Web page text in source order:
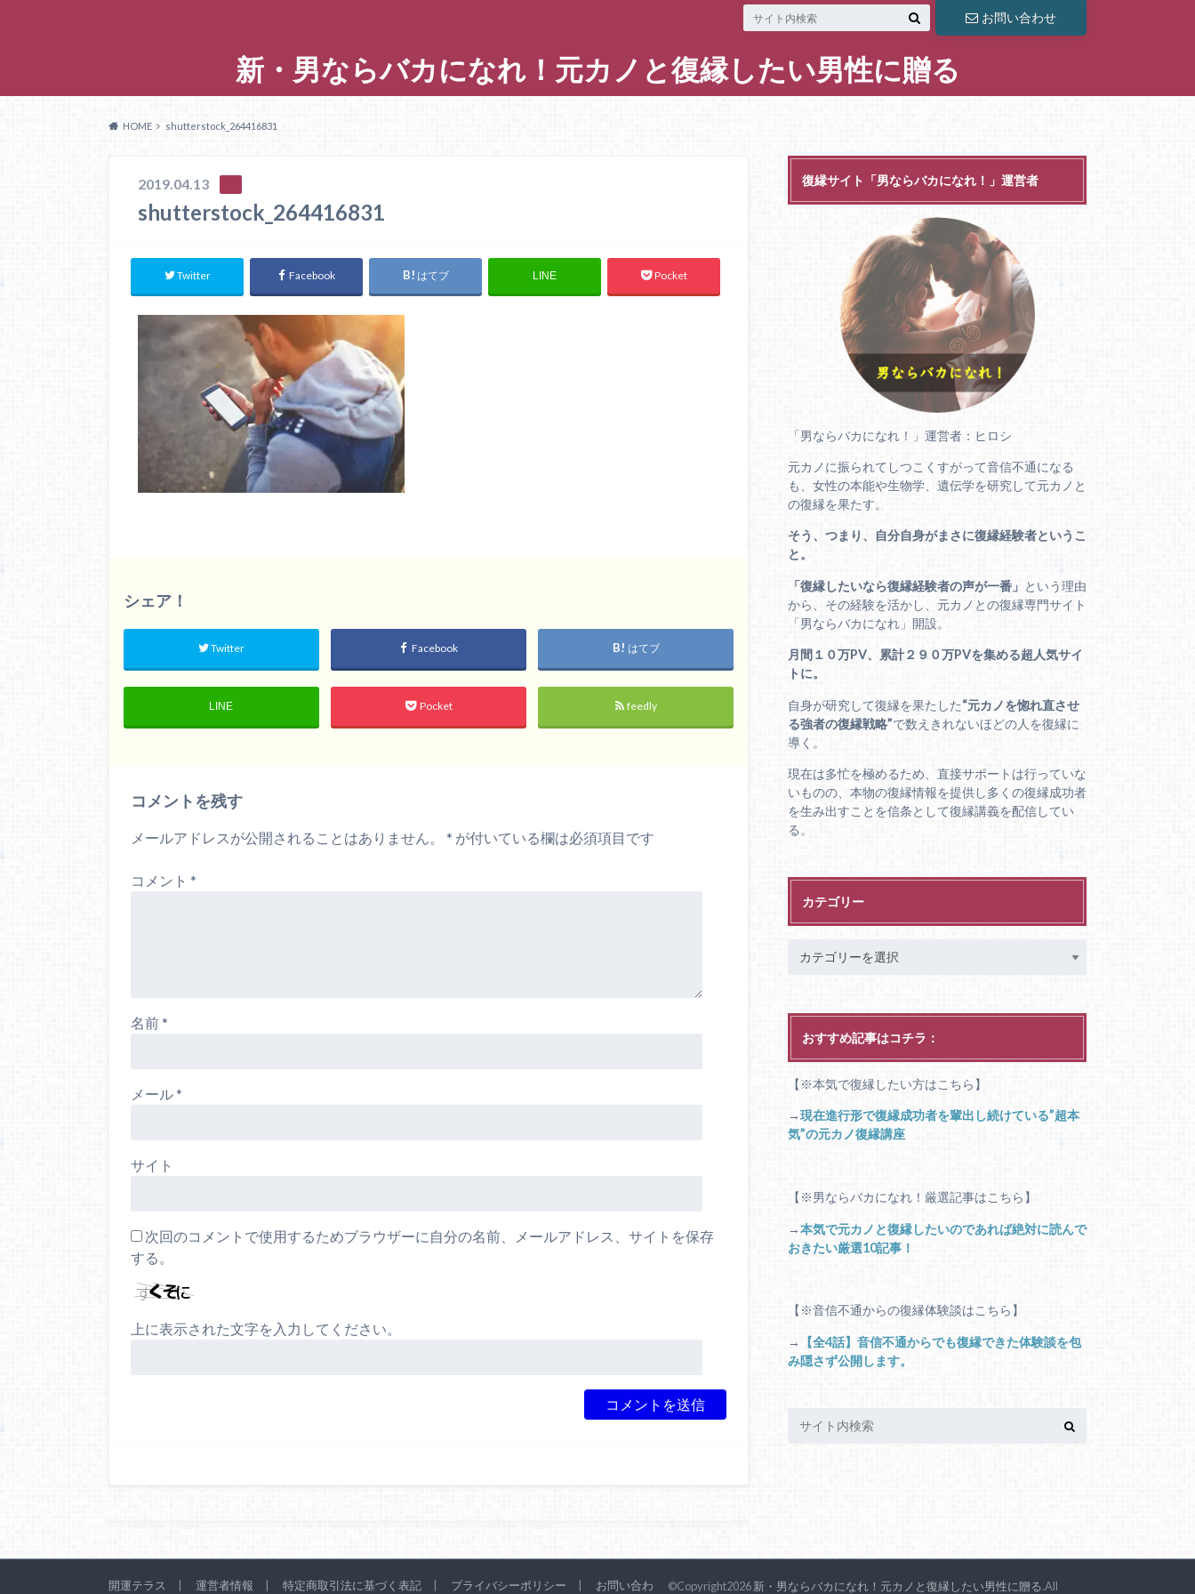
新・男ならバカになれ！元カノと復縁したい男性に贈る
お問い合わせ
HOME shutterstock_264416831
2019.04.13
shutterstock_264416831
Twitter Facebook はてブ LINE Pocket
シェア！
Twitter Facebook はてブ
LINE Pocket feedly
コメントを残す
メールアドレスが公開されることはありません。 * が付いている欄は必須項目です
コメント *
名前*
メール*
サイト
次回のコメントで使用するためブラウザーに自分の名前、メールアドレス、サイトを保存
する。
上に表示された文字を入力してください。
復縁サイト「男ならバカになれ！」運営者
「男ならバカになれ！」運営者：ヒロシ
元カノに振られてしつこくすがって音信不通になる
も、女性の本能や生物学、遺伝学を研究して元カノと
の復縁を果たす。
そう、つまり、自分自身がまさに復縁経験者というこ
と。
「復縁したいなら復縁経験者の声が一番」 という理由
から、その経験を活かし、元カノとの復縁専門サイト
「男ならバカになれ」開設。
月間１０万PV、累計２９０万PVを集める超人気サイ
トに。
自身が研究して復縁を果たした“元カノを惚れ直させ
る強者の復縁戦略”で数えきれないほどの人を復縁に
導く。
現在は多忙を極めるため、直接サポートは行っていな
いものの、本物の復縁情報を提供し多くの復縁成功者
を生み出すことを信条として復縁講義を配信してい
る。
カテゴリー
おすすめ記事はコチラ：
【※本気で復縁したい方はこちら】
→現在進行形で復縁成功者を輩出し続けている”超本
気”の元カノ復縁講座
【※男ならバカになれ！厳選記事はこちら】
→本気で元カノと復縁したいのであれば絶対に読んで
おきたい厳選10記事！
【※音信不通からの復縁体験談はこちら】
→
【全4話】音信不通からでも復縁できた体験談を包
み隠さず公開します。
開運テラス 運営者情報 特定商取引法に基づく表記 プライバシーポリシー お問い合わ ©Copyright2026新・男ならバカになれ！元カノと復縁したい男性に贈る.All